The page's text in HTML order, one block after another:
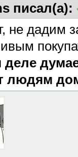
писал(а):
не дадим
людям